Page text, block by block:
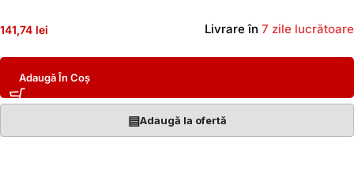
141,74 lei Livrare în 7 zile lucrătoare
Adaugă În Coș
▤Adaugă la ofertă